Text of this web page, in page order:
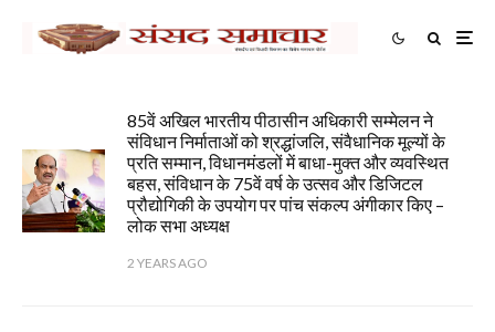
85वें अखिल भारतीय पीठासीन अधिकारी सम्मेलन ने
संविधान निर्माताओं को श्रद्धांजलि, संवैधानिक मूल्यों के
प्रति सम्मान, विधानमंडलों में बाधा-मुक्त और व्यवस्थित
बहस, संविधान के 75वें वर्ष के उत्सव और डिजिटल
प्रौद्योगिकी के उपयोग पर पांच संकल्प अंगीकार किए –
लोक सभा अध्यक्ष
2 YEARS AGO